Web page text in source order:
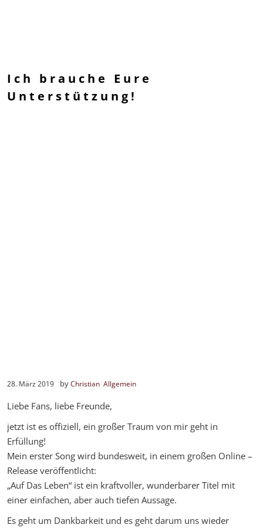
Ich brauche Eure
Unterstützung!
28. März 2019 byChristian Allgemein
Liebe Fans, liebe Freunde,
jetzt ist es offiziell, ein großer Traum von mir geht in
Erfüllung!
Mein erster Song wird bundesweit, in einem großen Online –
Release veröffentlicht:
„Auf Das Leben“ ist ein kraftvoller, wunderbarer Titel mit
einer einfachen, aber auch tiefen Aussage.
Es geht um Dankbarkeit und es geht darum uns wieder